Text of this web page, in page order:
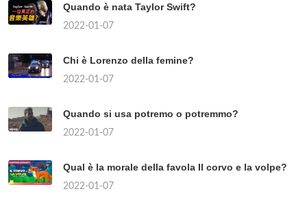
Quando è nata Taylor Swift?
2022-01-07
Chi è Lorenzo della femine?
2022-01-07
Quando si usa potremo o potremmo?
2022-01-07
Qual è la morale della favola Il corvo e la volpe?
2022-01-07